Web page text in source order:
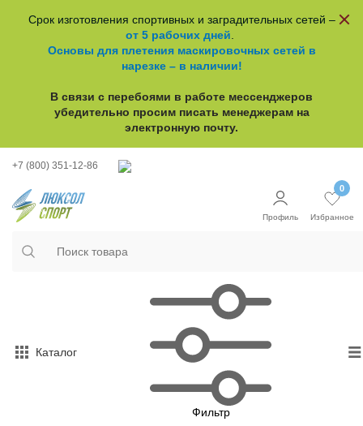
Срок изготовления спортивных и заградительных сетей –
от 5 рабочих дней
Основы для плетения маскировочных сетей в
нарезке – в наличии!
В связи с перебоями в работе мессенджеров
убедительно просим писать менеджерам на
электронную почту.
+7 (800) 351-12-86
Профиль
0
Избранное
Каталог
Фильтр